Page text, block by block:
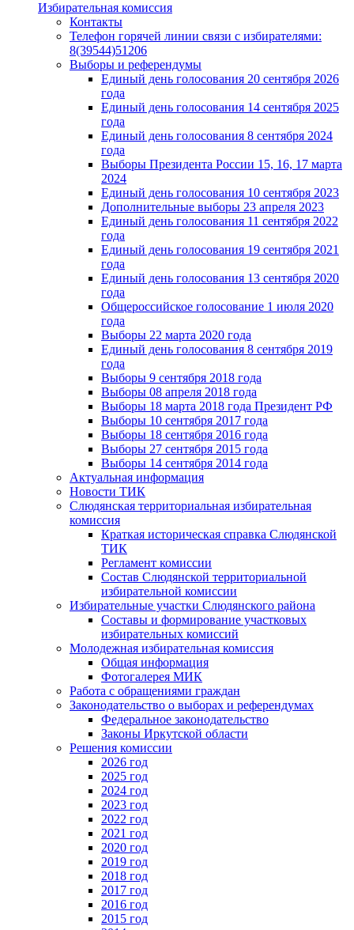
Избирательная комиссия
Контакты
Телефон горячей линии связи с избирателями:
8(39544)51206
Выборы и референдумы
Единый день голосования 20 сентября 2026
года
Единый день голосования 14 сентября 2025
года
Единый день голосования 8 сентября 2024
года
Выборы Президента России 15, 16, 17 марта
2024
Единый день голосования 10 сентября 2023
Дополнительные выборы 23 апреля 2023
Единый день голосования 11 сентября 2022
года
Единый день голосования 19 сентября 2021
года
Единый день голосования 13 сентября 2020
года
Общероссийское голосование 1 июля 2020
года
Выборы 22 марта 2020 года
Единый день голосования 8 сентября 2019
года
Выборы 9 сентября 2018 года
Выборы 08 апреля 2018 года
Выборы 18 марта 2018 года Президент РФ
Выборы 10 сентября 2017 года
Выборы 18 сентября 2016 года
Выборы 27 сентября 2015 года
Выборы 14 сентября 2014 года
Актуальная информация
Новости ТИК
Слюдянская территориальная избирательная
комиссия
Краткая историческая справка Слюдянской
ТИК
Регламент комиссии
Состав Слюдянской территориальной
избирательной комиссии
Избирательные участки Слюдянского района
Составы и формирование участковых
избирательных комиссий
Молодежная избирательная комиссия
Общая информация
Фотогалерея МИК
Работа с обращениями граждан
Законодательство о выборах и референдумах
Федеральное законодательство
Законы Иркутской области
Решения комиссии
2026 год
2025 год
2024 год
2023 год
2022 год
2021 год
2020 год
2019 год
2018 год
2017 год
2016 год
2015 год